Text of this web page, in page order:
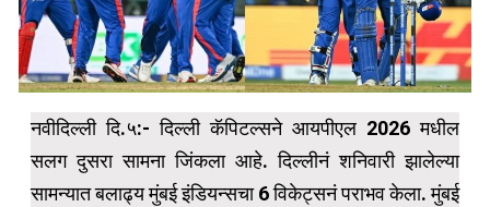
नवीदिल्ली दि.५:- दिल्ली कॅपिटल्सने आयपीएल 2026 मधील
सलग दुसरा सामना जिंकला आहे. दिल्लीनं शनिवारी झालेल्या
सामन्यात बलाढ्य मुंबई इंडियन्सचा 6 विकेट्सनं पराभव केला. मुंबई